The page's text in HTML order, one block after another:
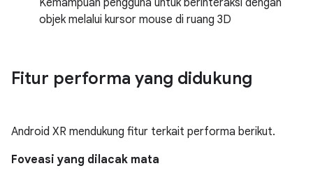
Kemampuan pengguna untuk berinteraksi dengan
objek melalui kursor mouse di ruang 3D
Fitur performa yang didukung
Android XR mendukung fitur terkait performa berikut.
Foveasi yang dilacak mata